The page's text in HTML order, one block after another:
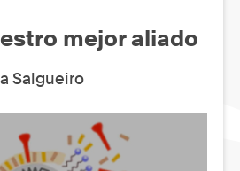
mejor aliado
Salgueiro